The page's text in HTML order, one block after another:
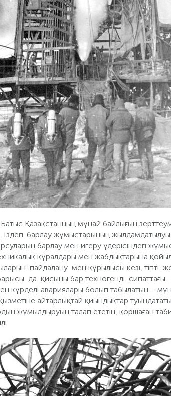
Қазақстанның мұнай байлығын
Іздеп-барлау жұмыстарының
барлау мен игеру үдерісіндегі
құралдары мен жабдықтарына
пайдалану мен құрылысы кезі, тіпті
да қисыны бар техногенді сипаттағы
күрделі авариялары болып табылатын –
қызметіне айтарлықтай қиындықтар
жұмылдыруын талап ететін, қоршаған